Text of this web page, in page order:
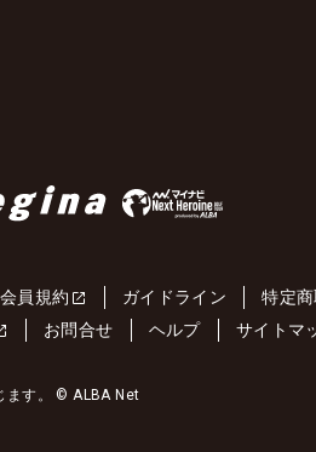
会員規約 ガイドライン
特定
お問合せ ヘルプ サイトマ
ます。 © ALBA Net